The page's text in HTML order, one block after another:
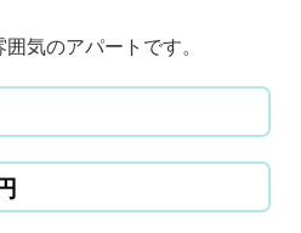
気のアパートです。